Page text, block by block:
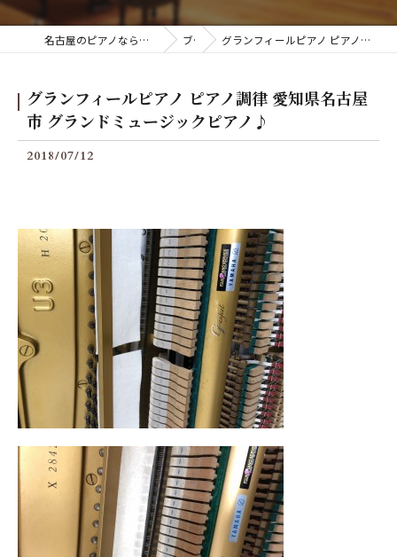
名古屋のピアノならグランドミュージックピアノ株式会社 ブログ グランフィールピアノ ピアノ調律 愛知県名古屋市 グランドミュージックピアノ♪
グランフィールピアノ ピアノ調律 愛知県名古屋
市 グランドミュージックピアノ♪
2018/07/12